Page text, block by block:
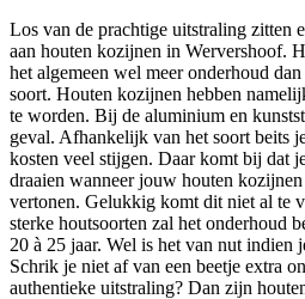
Los van de prachtige uitstraling zitten
aan houten kozijnen in Wervershoof.
het algemeen wel meer onderhoud
soort. Houten kozijnen hebben
te worden. Bij de aluminium en
geval. Afhankelijk van het soort beits
kosten veel stijgen. Daar komt bij dat
draaien wanneer jouw houten
vertonen. Gelukkig komt dit niet al te
sterke houtsoorten zal het onderhoud
20 à 25 jaar. Wel is het van nut indien
Schrik je niet af van een beetje extra
authentieke uitstraling? Dan zijn